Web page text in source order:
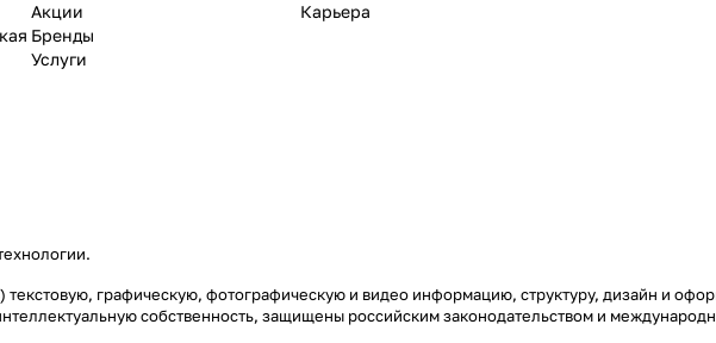
Акции
Бренды
Услуги
Карьера
.
текстовую, графическую, фотографическую и видео информацию, структуру, дизайн и
собственность, защищены российским законодательством и